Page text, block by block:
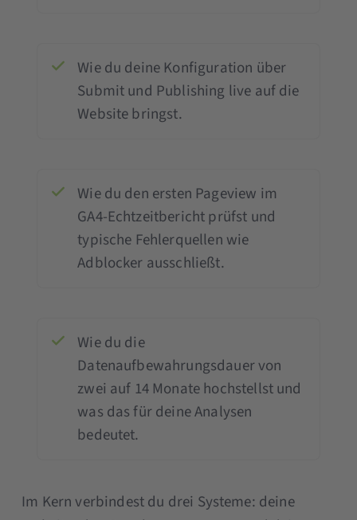
Wie du deine Konfiguration über
Submit und Publishing live auf die
Website bringst.
Wie du den ersten Pageview im
GA4-Echtzeitbericht prüfst und
typische Fehlerquellen wie
Adblocker ausschließt.
Wie du die
Datenaufbewahrungsdauer von
zwei auf 14 Monate hochstellst und
was das für deine Analysen
bedeutet.
Im Kern verbindest du drei Systeme: deine